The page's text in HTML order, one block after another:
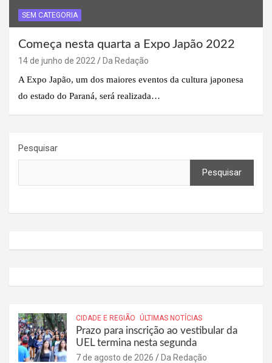
SEM CATEGORIA
Começa nesta quarta a Expo Japão 2022
14 de junho de 2022
Da Redação
A Expo Japão, um dos maiores eventos da cultura japonesa
do estado do Paraná, será realizada…
Pesquisar
Pesquisar
CIDADE E REGIÃO ÚLTIMAS NOTÍCIAS
Prazo para inscrição ao vestibular da
UEL termina nesta segunda
7 de agosto de 2026 Da Redação